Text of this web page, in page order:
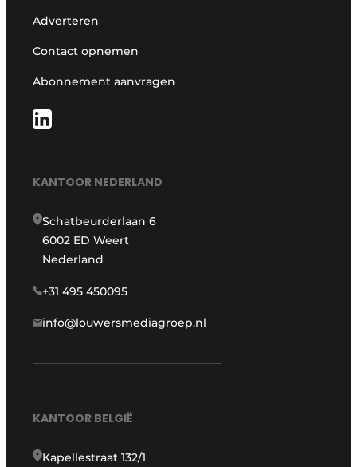
Adverteren
Contact opnemen
Abonnement aanvragen
KANTOOR NEDERLAND
Schatbeurderlaan 6
6002 ED Weert
Nederland
+31 495 450095
info@louwersmediagroep.nl
KANTOOR BELGIË
Kapellestraat 132/1